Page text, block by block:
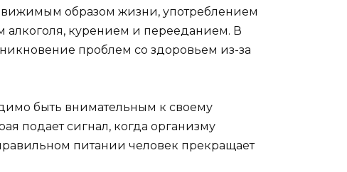
образом жизни, употреблением
курением и перееданием. В
проблем со здоровьем из-за
быть внимательным к своему
подает сигнал, когда организму
питании человек прекращает